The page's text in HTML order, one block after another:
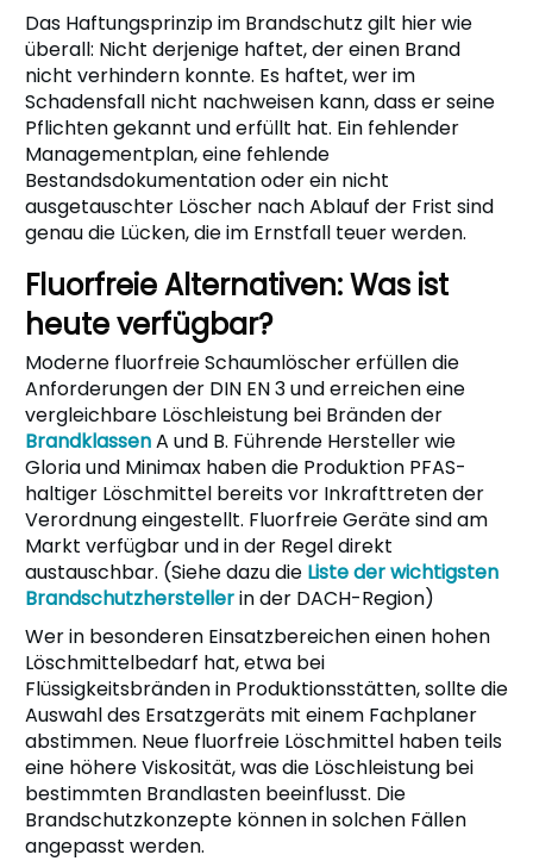
Das Haftungsprinzip im Brandschutz gilt hier wie
überall: Nicht derjenige haftet, der einen Brand
nicht verhindern konnte. Es haftet, wer im
Schadensfall nicht nachweisen kann, dass er seine
Pflichten gekannt und erfüllt hat. Ein fehlender
Managementplan, eine fehlende
Bestandsdokumentation oder ein nicht
ausgetauschter Löscher nach Ablauf der Frist sind
genau die Lücken, die im Ernstfall teuer werden.
Fluorfreie Alternativen: Was ist
heute verfügbar?
Moderne fluorfreie Schaumlöscher erfüllen die
Anforderungen der DIN EN 3 und erreichen eine
vergleichbare Löschleistung bei Bränden der
BrandklassenA und B. Führende Hersteller wie
Gloria und Minimax haben die Produktion PFAS-
haltiger Löschmittel bereits vor Inkrafttreten der
Verordnung eingestellt. Fluorfreie Geräte sind am
Markt verfügbar und in der Regel direkt
austauschbar. (Siehe dazu die Liste der wichtigsten
Brandschutzherstellerin der DACH-Region)
Wer in besonderen Einsatzbereichen einen hohen
Löschmittelbedarf hat, etwa bei
Flüssigkeitsbränden in Produktionsstätten, sollte die
Auswahl des Ersatzgeräts mit einem Fachplaner
abstimmen. Neue fluorfreie Löschmittel haben teils
eine höhere Viskosität, was die Löschleistung bei
bestimmten Brandlasten beeinflusst. Die
Brandschutzkonzepte können in solchen Fällen
angepasst werden.